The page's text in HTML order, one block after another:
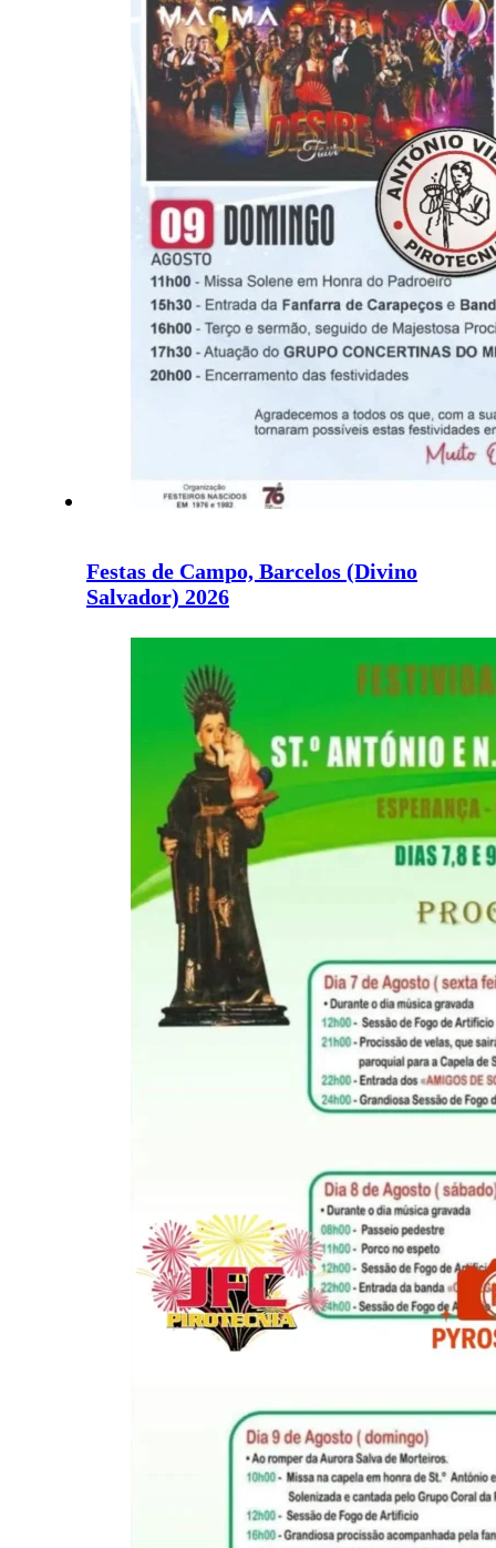
Festas de Campo, Barcelos (Divino
Salvador) 2026